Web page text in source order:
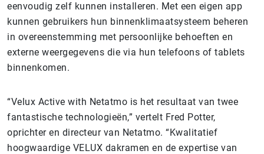
eenvoudig zelf kunnen installeren. Met een eigen app
kunnen gebruikers hun binnenklimaatsysteem beheren
in overeenstemming met persoonlijke behoeften en
externe weergegevens die via hun telefoons of tablets
binnenkomen.
“Velux Active with Netatmo is het resultaat van twee
fantastische technologieën,” vertelt Fred Potter,
oprichter en directeur van Netatmo. “Kwalitatief
hoogwaardige VELUX dakramen en de expertise van